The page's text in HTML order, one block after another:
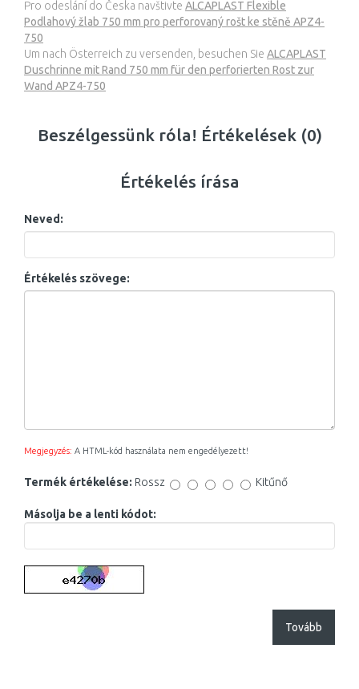
Pro odeslání do Česka navštivte ALCAPLAST Flexible
Podlahový žlab 750 mm pro perforovaný rošt ke stěně APZ4-
750
Um nach Österreich zu versenden, besuchen Sie ALCAPLAST
Duschrinne mit Rand 750 mm für den perforierten Rost zur
Wand APZ4-750
Beszélgessünk róla! Értékelések (0)
Értékelés írása
Neved:
Értékelés szövege:
Megjegyzés: A HTML-kód használata nem engedélyezett!
Termék értékelése: Rossz Kitűnő
Másolja be a lenti kódot:
Tovább